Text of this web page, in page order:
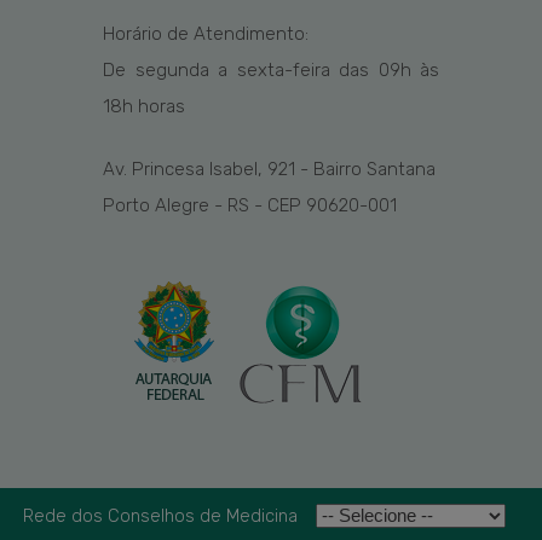
Horário de Atendimento:
De segunda a sexta-feira das 09h às
18h horas
Av. Princesa Isabel, 921 - Bairro Santana
Porto Alegre - RS - CEP 90620-001
Rede dos Conselhos de Medicina